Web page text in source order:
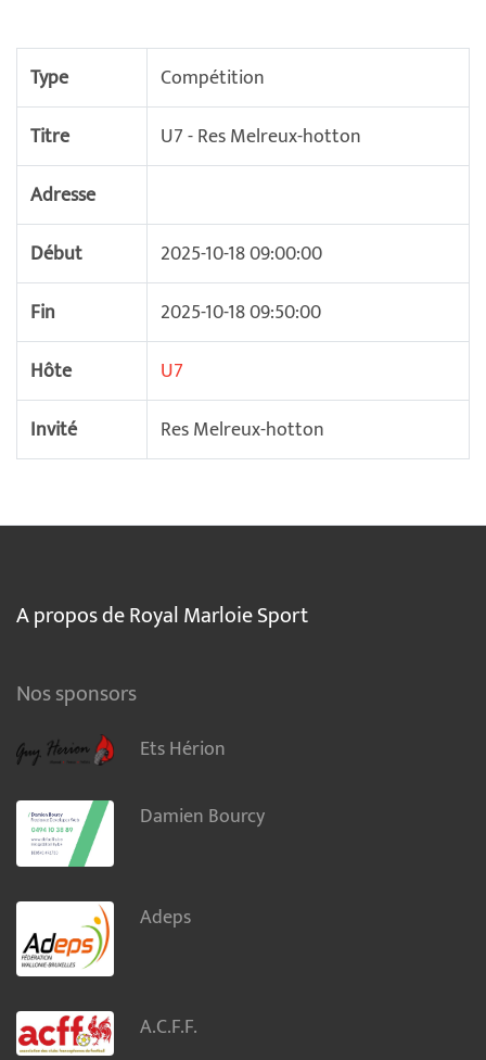
Type
Compétition
Titre
U7 - Res Melreux-hotton
Adresse
Début
2025-10-18 09:00:00
Fin
2025-10-18 09:50:00
Hôte
U7
Invité
Res Melreux-hotton
A propos de Royal Marloie Sport
Nos sponsors
Ets Hérion
Damien Bourcy
Adeps
A.C.F.F.